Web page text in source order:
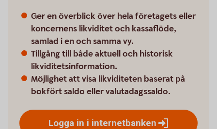
Ger en överblick över hela företagets eller
koncernens likviditet och kassaflöde,
samlad i en och samma vy.
Tillgång till både aktuell och historisk
likviditetsinformation.
Möjlighet att visa likviditeten baserat på
bokfört saldo eller valutadagssaldo.
Logga in i internetbanken